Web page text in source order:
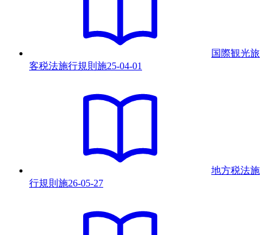
国際観光旅
客税法施行規則 施25-04-01
地方税法施
行規則 施26-05-27